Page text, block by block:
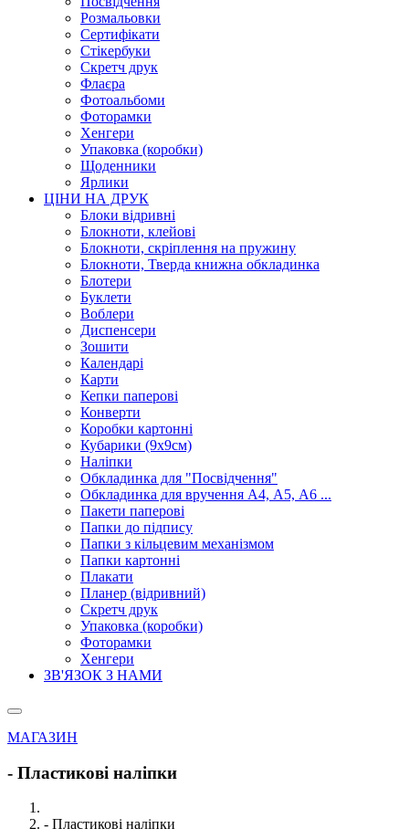
Розмальовки
Сертифікати
Стікербуки
Скретч друк
Флаєра
Фотоальбоми
Фоторамки
Хенгери
Упаковка (коробки)
Щоденники
Ярлики
ЦІНИ НА ДРУК
Блоки відривні
Блокноти, клейові
Блокноти, скріплення на пружину
Блокноти, Тверда книжна обкладинка
Блотери
Буклети
Воблери
Диспенсери
Зошити
Календарі
Карти
Кепки паперові
Конверти
Коробки картонні
Кубарики (9х9см)
Наліпки
Обкладинка для "Посвідчення"
Обкладинка для вручення А4, А5, А6 ...
Пакети паперові
Папки до підпису
Папки з кільцевим механізмом
Папки картонні
Плакати
Планер (відривний)
Скретч друк
Упаковка (коробки)
Фоторамки
Хенгери
ЗВ'ЯЗОК З НАМИ
МАГАЗИН
- Пластикові наліпки
- Пластикові наліпки